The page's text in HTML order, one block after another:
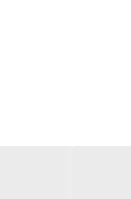
از با کیفیت ترین رنگدانه ها که
کراتین هیدرولیز شده جهت ترمیم کلیه